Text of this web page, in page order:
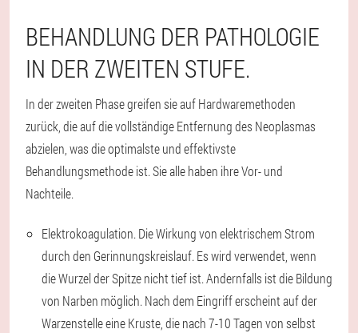
BEHANDLUNG DER PATHOLOGIE
IN DER ZWEITEN STUFE.
In der zweiten Phase greifen sie auf Hardwaremethoden
zurück, die auf die vollständige Entfernung des Neoplasmas
abzielen, was die optimalste und effektivste
Behandlungsmethode ist. Sie alle haben ihre Vor- und
Nachteile.
Elektrokoagulation. Die Wirkung von elektrischem Strom
durch den Gerinnungskreislauf. Es wird verwendet, wenn
die Wurzel der Spitze nicht tief ist. Andernfalls ist die Bildung
von Narben möglich. Nach dem Eingriff erscheint auf der
Warzenstelle eine Kruste, die nach 7-10 Tagen von selbst